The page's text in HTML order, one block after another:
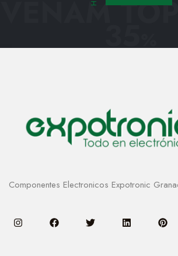
VENAM
35
Componentes Electronicos Expotronic